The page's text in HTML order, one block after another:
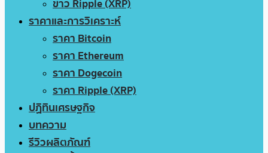
ข่าว Ripple (XRP)
ราคาและการวิเคราะห์
ราคา Bitcoin
ราคา Ethereum
ราคา Dogecoin
ราคา Ripple (XRP)
ปฏิทินเศรษฐกิจ
บทความ
รีวิวผลิตภัณฑ์